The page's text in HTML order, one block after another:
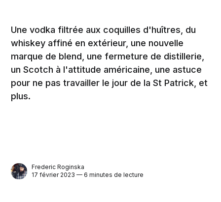
Une vodka filtrée aux coquilles d'huîtres, du
whiskey affiné en extérieur, une nouvelle
marque de blend, une fermeture de distillerie,
un Scotch à l'attitude américaine, une astuce
pour ne pas travailler le jour de la St Patrick, et
plus.
Frederic Roginska
17 février 2023 — 6 minutes de lecture